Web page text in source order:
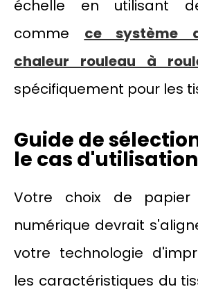
échelle en utilisant
comme ce système
chaleur rouleau à
spécifiquement pour les
Guide de
le cas d'utilisation
Votre choix de
numérique devrait
votre technologie
les caractéristiques du